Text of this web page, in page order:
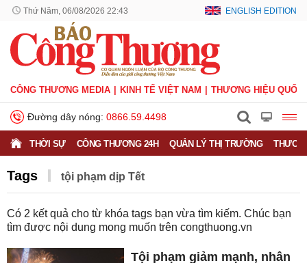
Thứ Năm, 06/08/2026 22:43 ENGLISH EDITION
CÔNG THƯƠNG MEDIA KINH TẾ VIỆT NAM THƯƠNG HIỆU QUỐC
Đường dây nóng: 0866.59.4498
THỜI SỰ CÔNG THƯƠNG 24H QUẢN LÝ THỊ TRƯỜNG
Tags tội phạm dịp Tết
Có 2 kết quả cho từ khóa tags bạn vừa tìm kiếm. Chúc bạn
tìm được nội dung mong muốn trên congthuong.vn
Tội phạm giảm mạnh, nhân